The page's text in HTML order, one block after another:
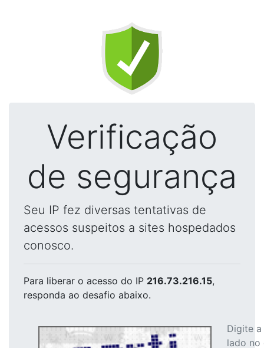
Verificação
de segurança
Seu IP fez diversas tentativas de
acessos suspeitos a sites hospedados
conosco.
Para liberar o acesso do IP 216.73.216.15,
responda ao desafio abaixo.
Digite
lado no